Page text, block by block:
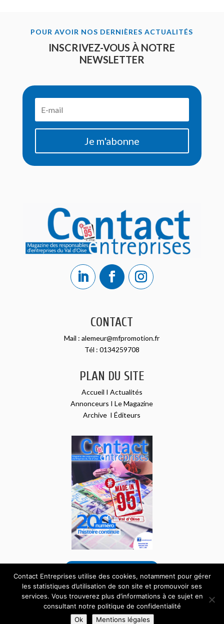
POUR AVOIR NOS DERNIÈRES ACTUALITÉS
INSCRIVEZ-VOUS À NOTRE
NEWSLETTER
Je m'abonne
CONTACT
Mail :alemeur@mfpromotion.fr
Tél : 0134259708
PLAN DU SITE
Accueil I Actualités
Annonceurs ILe Magazine
Archive IÉditeurs
Tous droits réservés – Site internet réalisé par
l’agence Pardalys | Mentions Légales|Données
personnelles et cookie
Contact Entreprises utilise des cookies, notamment pour gérer
les statistiques d’utilisation de son site et promouvoir ses
services. Vous trouverez plus d’informations à ce sujet en
consultant notre politique de confidentialité
Ok
Mentions légales